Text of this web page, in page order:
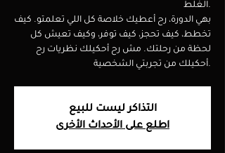
الغلط.
بهي الدورة، رح أعطيك خلاصة كل اللي تعلمتو. كيف
تخطط، كيف تحجز، كيف توفر، وكيف تعيش كل
لحظة من رحلتك. مش رح أحكيلك نظريات رح
أحكيلك من تجربتي الشخصية.
التذاكر ليست للبيع
اطلع على الأحداث الأخرى